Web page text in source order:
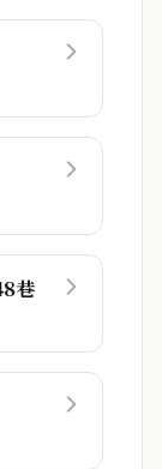
巷